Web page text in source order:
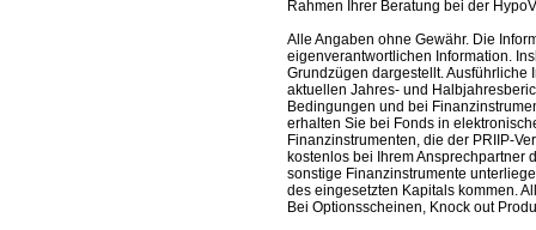
Rahmen Ihrer Beratung bei der
Alle Angaben ohne Gewähr. Die
eigenverantwortlichen Information.
Grundzügen dargestellt.
aktuellen Jahres- und
Bedingungen und bei
erhalten Sie bei Fonds in
Finanzinstrumenten, die der PRIIP-
kostenlos bei Ihrem Ansprechpartner
sonstige Finanzinstrumente
des eingesetzten Kapitals kommen.
Bei Optionsscheinen, Knock out